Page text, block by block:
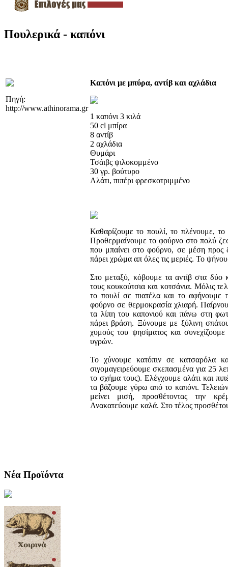
Πουλερικά - καπόνι
Πηγή:
http://www.athinorama.gr
Καπόνι με μπύρα, αντίβ και αχλάδια
1 καπόνι 3 κιλά
50 cl μπίρα
8 αντίβ
2 αχλάδια
Θυμάρι
Τσάιβς ψιλοκομμένο
30 γρ. βούτυρο
Αλάτι, πιπέρι φρεσκοτριμμένο
Καθαρίζουμε το πουλί, το πλένουμε,
Προθερμαίνουμε το φούρνο στο πολύ
που μπαίνει στο φούρνο, σε μέση προς
πάρει χρώμα απ όλες τις μεριές. Το
Στο μεταξύ, κόβουμε τα αντίβ στα δύο
τους κουκούτσια και κοτσάνια. Μόλις
το πουλί σε πιατέλα και το αφήνουμε
φούρνο σε θερμοκρασία χλιαρή.
τα λίπη του καπονιού και πάνω στη
πάρει βράση. Ξύνουμε με ξύλινη
χυμούς του ψησίματος και
υγρών.
Το χύνουμε κατόπιν σε κατσαρόλα
σιγομαγειρεύουμε σκεπασμένα για 25
το σχήμα τους). Ελέγχουμε αλάτι και
τα βάζουμε γύρω από το καπόνι.
μείνει μισή, προσθέτοντας την
Ανακατεύουμε καλά. Στο τέλος
Νέα Προϊόντα